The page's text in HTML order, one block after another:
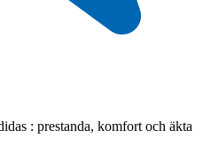
: prestanda, komfort och äkta